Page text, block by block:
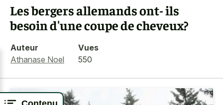
Les bergers allemands ont- ils
besoin d'une coupe de cheveux?
Auteur
Athanase Noel
Vues
550